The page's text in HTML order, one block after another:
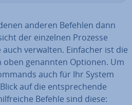
anderen Befehlen dann
der einzelnen Prozesse
verwalten. Einfacher ist die
genannten Optionen. Um
auch für Ihr System
auf die ent­spre­chen­de
Befehle sind diese: